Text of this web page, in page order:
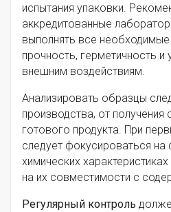
испытания упаковки.
аккредитованные
выполнять все
прочность, герметичность и
внешним воздействиям.
Анализировать образцы
производства, от получения
готового продукта. При
следует фокусироваться на
химических
на их совместимости с
Регулярный контроль